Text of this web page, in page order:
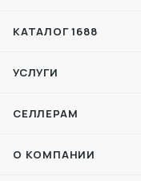
КАТАЛОГ 1688
УСЛУГИ
СЕЛЛЕРАМ
О КОМПАНИИ